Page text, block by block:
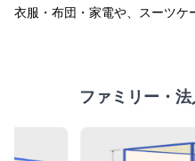
衣服・布団・家電や、スーツケ
ファミリー・